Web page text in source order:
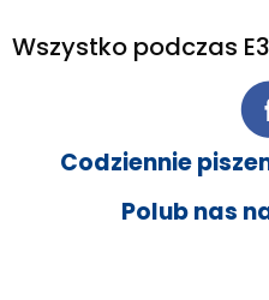
Wszystko podczas
Codziennie
Polub nas